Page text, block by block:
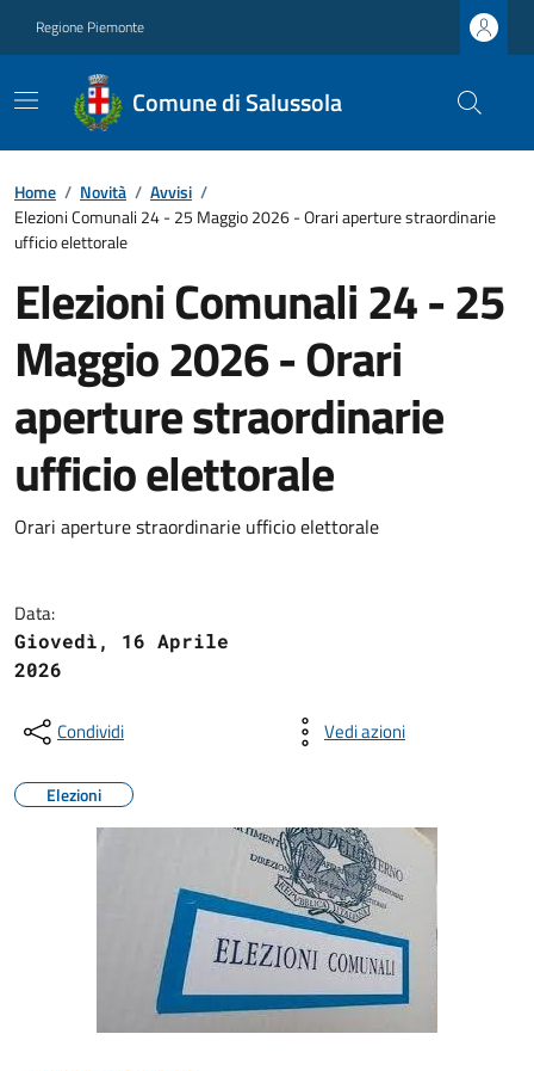
Regione Piemonte
Comune di Salussola
Home / Novità / Avvisi /
Elezioni Comunali 24 - 25 Maggio 2026 - Orari aperture straordinarie
ufficio elettorale
Elezioni Comunali 24 - 25
Maggio 2026 - Orari
aperture straordinarie
ufficio elettorale
Orari aperture straordinarie ufficio elettorale
Data:
Giovedì, 16 Aprile
2026
Condividi Vedi azioni
Elezioni